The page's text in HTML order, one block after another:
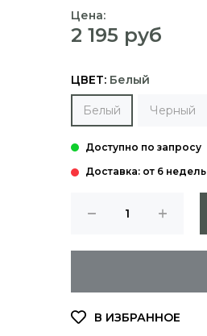
Цена:
2 195 руб
ЦВЕТ: Белый
Белый Черный
Доставка: от 6 недель